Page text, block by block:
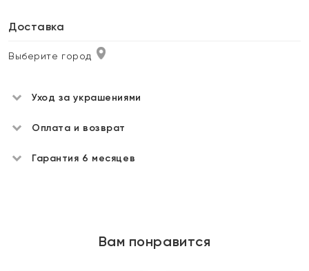
Доставка
Выберите город
Уход за украшениями
Оплата и возврат
Гарантия 6 месяцев
Вам понравится